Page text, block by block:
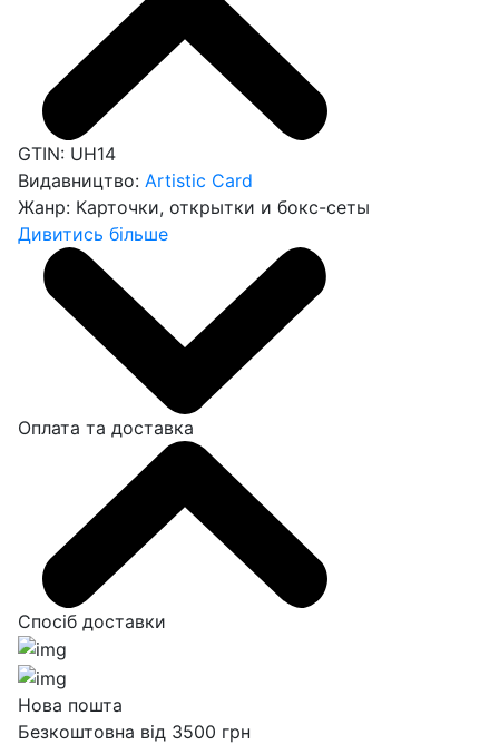
GTIN: UH14
Видавництво: Artistic Card
Жанр: Карточки, открытки и бокс-сеты
Дивитись більше
Оплата та доставка
Спосіб доставки
Нова пошта
Безкоштовна від 3500 грн